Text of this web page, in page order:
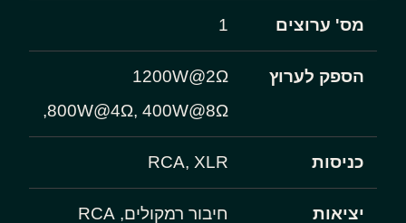
מס' ערוצים 1
הספק לערוץ
1200W@2Ω
,800W@4Ω, 400W@8Ω
כניסות RCA, XLR
יציאות חיבור רמקולים, RCA